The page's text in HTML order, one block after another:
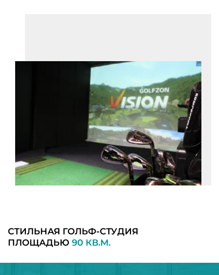
СТИЛЬНАЯ ГОЛЬФ-СТУДИЯ
ПЛОЩАДЬЮ 90 КВ.М.